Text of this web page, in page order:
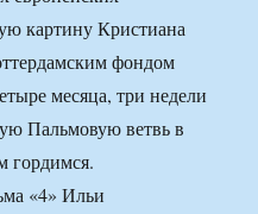
картину Кристиана
фондом
месяца, три недели
Пальмовую ветвь в
гордимся.
«4» Ильи